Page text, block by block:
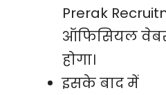
Prerak
ऑफिसियल
होगा।
इसके बाद में